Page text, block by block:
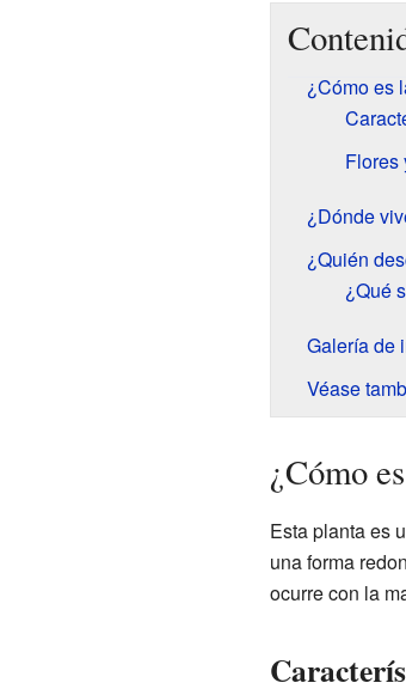
¿Cómo es
Flores
¿Dónde
¿Quién
¿Qué
Galería de
Véase
¿Cómo
Esta planta es
una forma
ocurre con la